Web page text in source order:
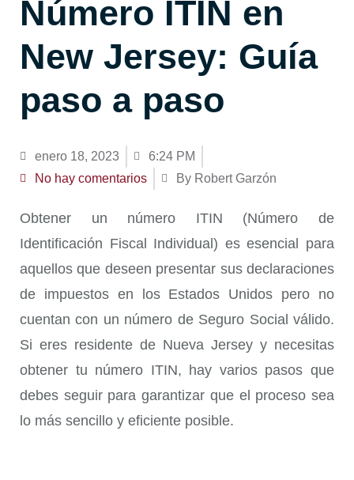
Número ITIN en
New Jersey: Guía
paso a paso
enero 18, 2023
6:24 PM
No hay comentarios
By Robert Garzón
Obtener un número ITIN (Número de
Identificación Fiscal Individual) es esencial para
aquellos que deseen presentar sus declaraciones
de impuestos en los Estados Unidos pero no
cuentan con un número de Seguro Social válido.
Si eres residente de Nueva Jersey y necesitas
obtener tu número ITIN, hay varios pasos que
debes seguir para garantizar que el proceso sea
lo más sencillo y eficiente posible.